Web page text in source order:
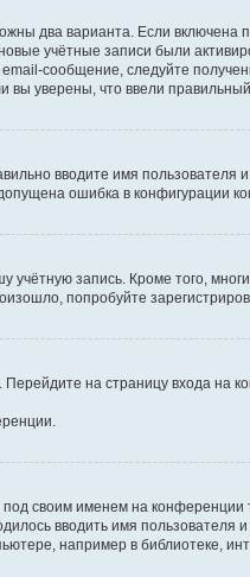
два варианта. Если включена
учётные записи были
сообщение, следуйте
уверены, что ввели
вводите имя
ошибка в конфигурации
запись. Кроме того,
попробуйте
Перейдите на страницу входа на
под своим именем на
вводить имя
например в библиотеке,